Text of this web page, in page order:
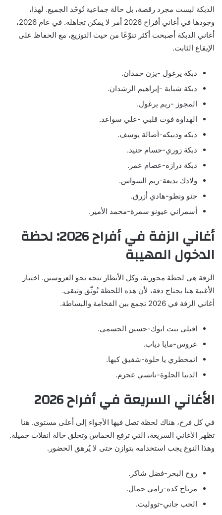
الدبكة ليست مجرد رقصة، بل حالة جماعية تُوحّد الجميع. لهذا،
وجودها في أغاني أفراح 2026 أمر لا يمكن تجاهله. في عام 2026،
أغاني الدبكة أصبحت أكثر تنوّعًا من حيث التوزيع، مع الحفاظ على
الإيقاع الثابت.
دبكة يرغول -يزن حمدان.
دبكة شبابة -إبراهيم الرشدان.
المجوز -ريم يرغول.
الهداوة فوت قلبي -علي سواعد.
دبكه ودبيكه-أصالة يوسف.
دبكة زوري-حسام جنيد.
دبكة درازه-عصام عمر.
ولادك بديعة-ريم السواس.
جنو ونطو-هادي أزرق.
أسمراني عيونو سمرة-محمد الأمير.
أغاني الزفة في أفراح 2026: لحظة
الدخول المهيبة
الزفة هي لحظة محورية، وكل الأنظار تتجه نحو العروسين. اختيار
الأغنية هنا يحتاج دقة، لأن هذه اللحظة تُوثّق وتبقى.
أغاني الزفة في 2026 تجمع بين الفخامة والبساطة.
اقبلي بنت ابوك-حسين الجسمي.
عروس-مايا دياب.
اتمخطري يا حلوة-شفيق كبها.
الدنيا الحلوة-نانسي عجرم.
الأغاني السريعة في أفراح 2026
في كل فرح، هناك لحظة تصل فيها الأجواء إلى أعلى مستوى. هنا
تظهر الأغاني السريعة، التي ترفع الحماس وتخلق حالة انفلات جميلة.
وهذا النوع يجب استخدامه بتوازن حتى لا يُرهق الحضور.
روح البحر-فضل شاكر.
مرتاح كده-رامي جمال.
الحب جاني-تووليت.